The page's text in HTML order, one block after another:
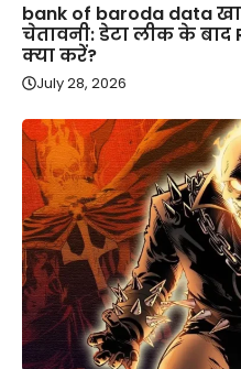
bank of baroda data
चेतावनी: डेटा लीक के
क्या करें?
July 28, 2026